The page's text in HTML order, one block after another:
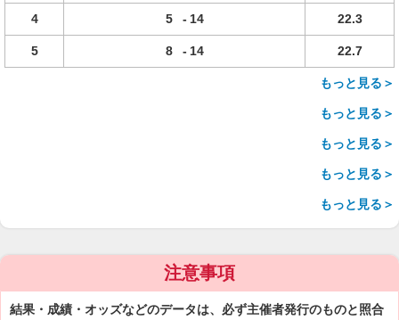
4 5 - 14 22.3
5 8 - 14 22.7
もっと見る＞
もっと見る＞
もっと見る＞
もっと見る＞
もっと見る＞
注意事項
結果・成績・オッズなどのデータは、必ず主催者発行のものと照合